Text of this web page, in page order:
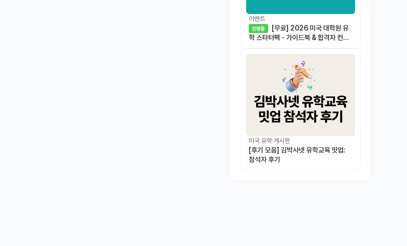
이벤트
진행중
학 스타터팩 - 가이드북 & 합격자 컨택
미국 유학 게시판
[후기 모음] 김박사넷 유학교육 밋업:
참석자 후기